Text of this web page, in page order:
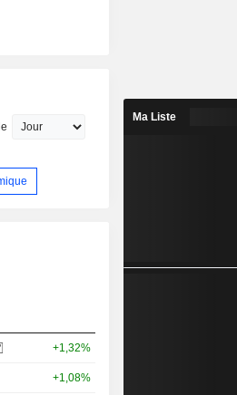
+1,32%
+1,08%
Ma Liste